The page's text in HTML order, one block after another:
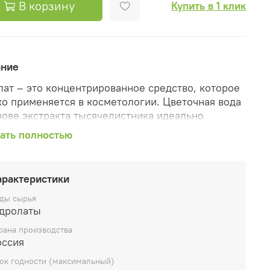
В корзину Купить в 1 клик
– это концентрированное средство, которое
применяется в косметологии. Цветочная вода
экстракта тысячелистника идеально
для ухода за чувствительной кожей лица.
покраснений и шелушений;
работы сальных желез.
используется как увлажняющий тоник.
полностью
сырья
производства
годности (максимальный)